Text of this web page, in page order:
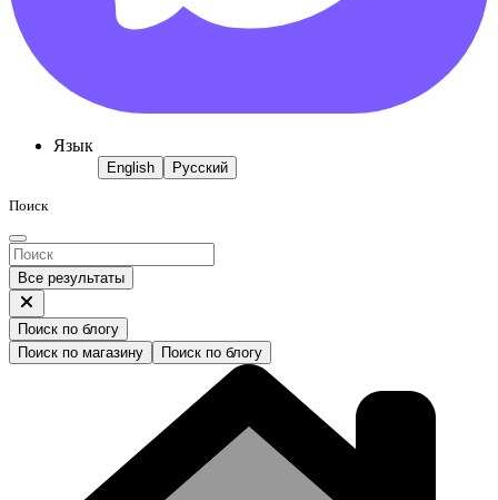
Язык
English Русский
Поиск
Все результаты
Поиск по блогу
Поиск по магазину
Поиск по блогу